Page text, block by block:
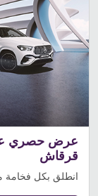
عرض حصري
قرقاش
انطلق بكل فخامة مع